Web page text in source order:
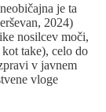
je ta
2024)
nosilcev moči,
take), celo do
v javnem
vloge